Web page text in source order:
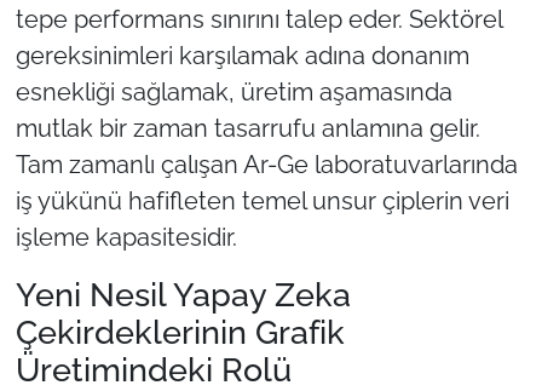
tepe performans sınırını talep eder. Sektörel
gereksinimleri karşılamak adına donanım
esnekliği sağlamak, üretim aşamasında
mutlak bir zaman tasarrufu anlamına gelir.
Tam zamanlı çalışan Ar-Ge laboratuvarlarında
iş yükünü hafifleten temel unsur çiplerin veri
işleme kapasitesidir.
Yeni Nesil Yapay Zeka
Çekirdeklerinin Grafik
Üretimindeki Rolü
Magazin
İş Dünyası
Bilim Teknoloji
English News
Canlı Maç
Finans